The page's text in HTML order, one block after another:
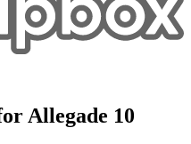
Allegade 10